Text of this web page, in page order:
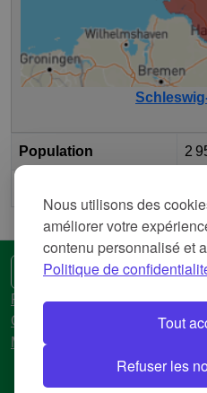
Nous utilisons des
améliorer votre
contenu personnalisé et
Politique de
Tout
Refuser les
Population 2
🌍 Une autre langue
Politique de confidentialité
Conditions d'utilisation
Mentions légales
© 2018-2026